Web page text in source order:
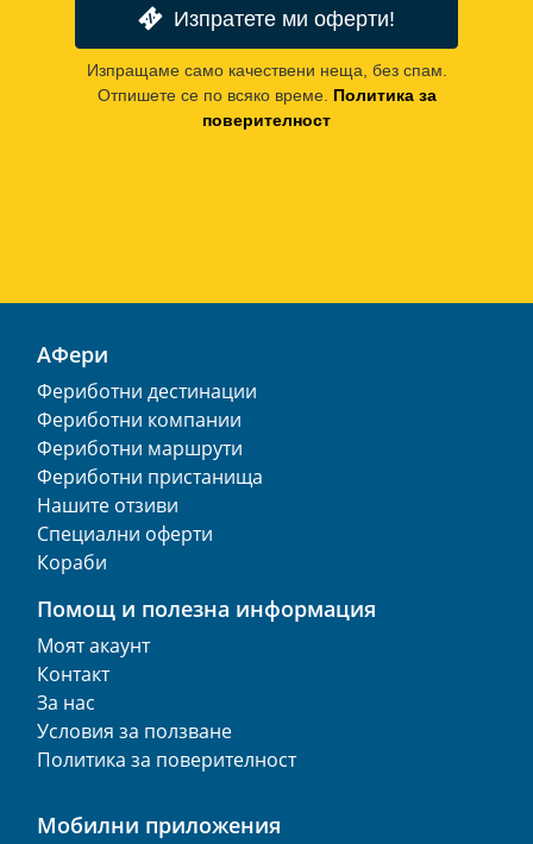
Изпратете ми оферти!
Изпращаме само качествени неща, без спам.
Отпишете се по всяко време. Политика за
поверителност
АФери
Фериботни дестинации
Фериботни компании
Фериботни маршрути
Фериботни пристанища
Нашите отзиви
Специални оферти
Кораби
Помощ и полезна информация
Моят акаунт
Контакт
За нас
Условия за ползване
Политика за поверителност
Мобилни приложения